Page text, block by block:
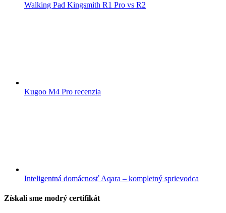
Walking Pad Kingsmith R1 Pro vs R2
Kugoo M4 Pro recenzia
Inteligentná domácnosť Aqara – kompletný sprievodca
Získali sme modrý certifikát